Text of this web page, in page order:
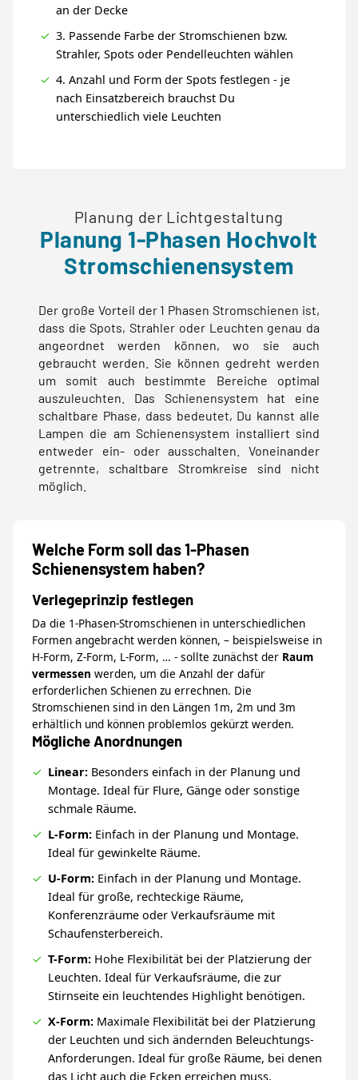
an der Decke
3. Passende Farbe der Stromschienen bzw.
Strahler, Spots oder Pendelleuchten wählen
4. Anzahl und Form der Spots festlegen - je
nach Einsatzbereich brauchst Du
unterschiedlich viele Leuchten
Planung der Lichtgestaltung
Planung 1-Phasen Hochvolt
Stromschienensystem
Der große Vorteil der 1 Phasen Stromschienen ist,
dass die Spots, Strahler oder Leuchten genau da
angeordnet werden können, wo sie auch
gebraucht werden. Sie können gedreht werden
um somit auch bestimmte Bereiche optimal
auszuleuchten. Das Schienensystem hat eine
schaltbare Phase, dass bedeutet, Du kannst alle
Lampen die am Schienensystem installiert sind
entweder ein- oder ausschalten. Voneinander
getrennte, schaltbare Stromkreise sind nicht
möglich.
Welche Form soll das 1-Phasen
Schienensystem haben?
Verlegeprinzip festlegen
Da die 1-Phasen-Stromschienen in unterschiedlichen
Formen angebracht werden können, – beispielsweise in
H-Form, Z-Form, L-Form, … - sollte zunächst der Raum
vermessen werden, um die Anzahl der dafür
erforderlichen Schienen zu errechnen. Die
Stromschienen sind in den Längen 1m, 2m und 3m
erhältlich und können problemlos gekürzt werden.
Mögliche Anordnungen
Linear: Besonders einfach in der Planung und
Montage. Ideal für Flure, Gänge oder sonstige
schmale Räume.
L-Form: Einfach in der Planung und Montage.
Ideal für gewinkelte Räume.
U-Form: Einfach in der Planung und Montage.
Ideal für große, rechteckige Räume,
Konferenzräume oder Verkaufsräume mit
Schaufensterbereich.
T-Form: Hohe Flexibilität bei der Platzierung der
Leuchten. Ideal für Verkaufsräume, die zur
Stirnseite ein leuchtendes Highlight benötigen.
X-Form: Maximale Flexibilität bei der Platzierung
der Leuchten und sich ändernden Beleuchtungs-
Anforderungen. Ideal für große Räume, bei denen
das Licht auch die Ecken erreichen muss.